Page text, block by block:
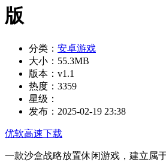
版
分类： 安卓游戏
大小： 55.3MB
版本： v1.1
热度： 3359
星级：
发布： 2025-02-19 23:38
优软高速下载
一款沙盒战略放置休闲游戏，建立属